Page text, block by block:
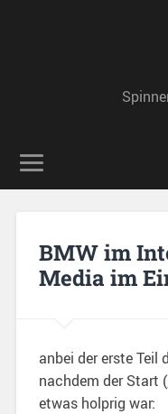
BMW im
Media im
anbei der erste Teil
nachdem der Start
etwas holprig war: